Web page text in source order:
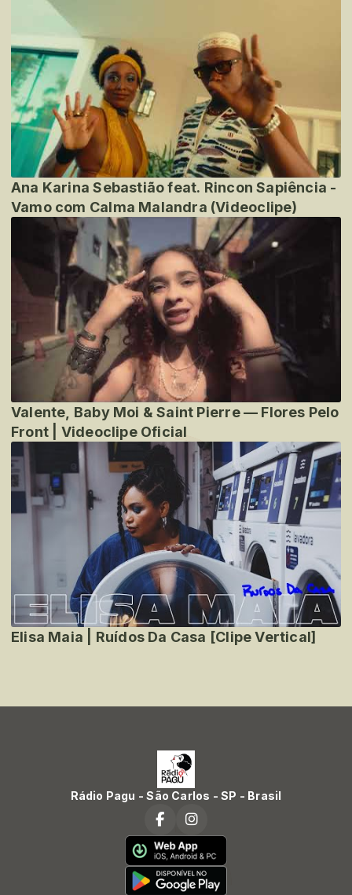
Ana Karina Sebastião feat. Rincon Sapiência -
Vamo com Calma Malandra (Videoclipe)
Valente, Baby Moi & Saint Pierre — Flores Pelo
Front | Videoclipe Oficial
Elisa Maia | Ruídos Da Casa [Clipe Vertical]
Rádio Pagu - São Carlos - SP - Brasil